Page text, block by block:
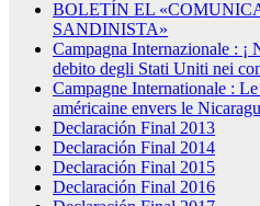
BOLETÍN EL
SANDINISTA»
Campagna Internazionale : ¡
debito degli Stati Uniti nei
Campagne Internationale :
américaine envers le
Declaración Final 2013
Declaración Final 2014
Declaración Final 2015
Declaración Final 2016